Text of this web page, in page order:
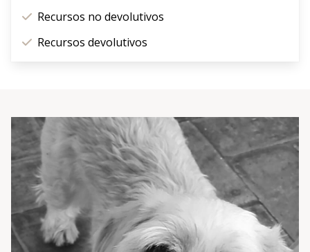
Recursos no devolutivos
Recursos devolutivos